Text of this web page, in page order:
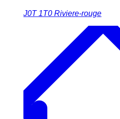
J0T 1T0 Riviere-rouge